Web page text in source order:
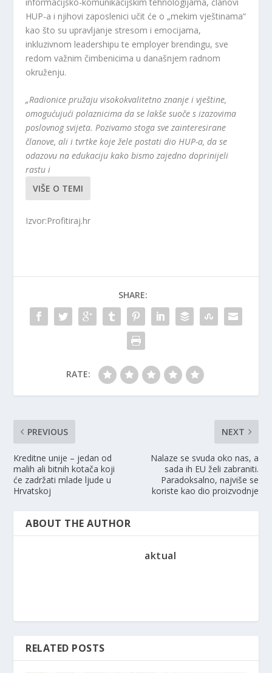
HUP-a i njihovi zaposlenici učit će o „mekim vještinama“
kao što su upravljanje stresom i emocijama,
inkluzivnom leadershipu te employer brendingu, sve
redom važnim čimbenicima u današnjem radnom
okruženju.
„Radionice pružaju visokokvalitetno znanje i vještine,
omogućujući polaznicima da se lakše suoče s izazovima
poslovnog svijeta. Pozivamo stoga sve zainteresirane
članove, ali i tvrtke koje žele postati dio HUP-a, da se
odazovu na edukaciju kako bismo zajedno doprinijeli
rastu i
VIŠE O TEMI
Izvor:Profitiraj.hr
SHARE:
RATE:
PREVIOUS
Kreditne unije – jedan od
malih ali bitnih kotača koji
će zadržati mlade ljude u
Hrvatskoj
NEXT
Nalaze se svuda oko nas, a
sada ih EU želi zabraniti.
Paradoksalno, najviše se
koriste kao dio proizvodnje
ABOUT THE AUTHOR
aktual
RELATED POSTS